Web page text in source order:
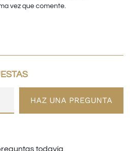
vez que comente.
HAZ UNA PREGUNTA
todavía